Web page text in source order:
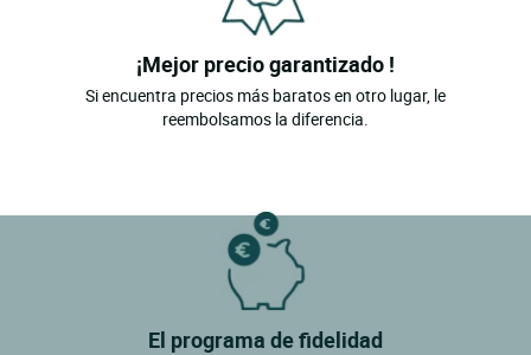
¡Mejor precio garantizado !
Si encuentra precios más baratos en otro lugar, le
reembolsamos la diferencia.
El programa de fidelidad